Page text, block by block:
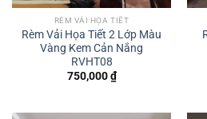
RÈM VẢI HỌA TIẾT
Rèm Vải Họa Tiết 2 Lớp Màu
Vàng Kem Cản Nắng
RVHT08
750,000₫